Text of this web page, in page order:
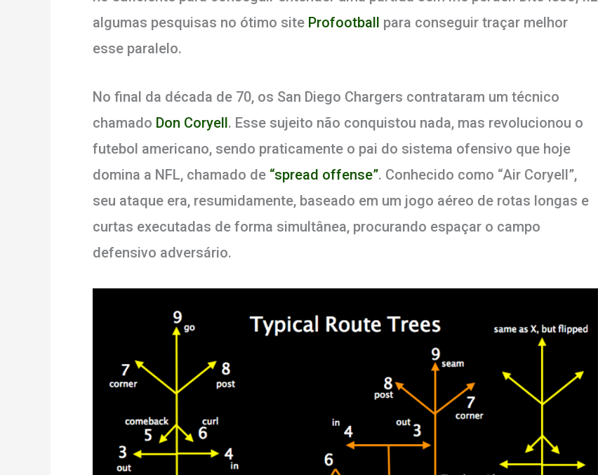
algumas pesquisas no ótimo site Profootball para conseguir traçar melhor
esse paralelo.
No final da década de 70, os San Diego Chargers contrataram um técnico
chamado Don Coryell. Esse sujeito não conquistou nada, mas revolucionou o
futebol americano, sendo praticamente o pai do sistema ofensivo que hoje
domina a NFL, chamado de “spread offense”. Conhecido como “Air Coryell”,
seu ataque era, resumidamente, baseado em um jogo aéreo de rotas longas e
curtas executadas de forma simultânea, procurando espaçar o campo
defensivo adversário.